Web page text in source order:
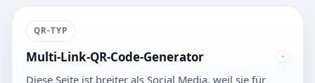
QR-TYP
Multi-Link-QR-Code-Generator
Diese Seite ist breiter als Social Media, weil sie für